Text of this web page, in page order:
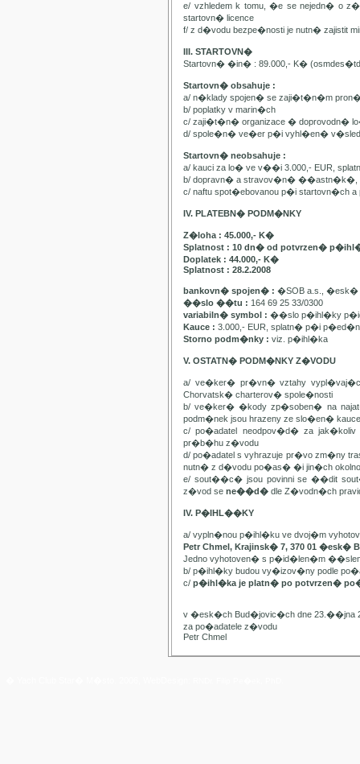
e/ vzhledem k tomu, �e se nejedn� o
startovn� licence
f/ z d�vodu bezpe�nosti je nutn� zajistit
III. STARTOVN�
Startovn� �in� : 89.000,- K�
Startovn� obsahuje :
a/ n�klady spojen� se zaji�t�n�m
b/ poplatky v marin�ch
c/ zaji�t�n� organizace � doprovodn�
d/ spole�n� ve�er p�i vyhl�en�
Startovn� neobsahuje :
a/ kauci za lo� ve v��i 3.000,- EUR,
b/ dopravn� a stravov�n� ��astn�k�,
c/ naftu spot�ebovanou p�i startovn�ch
IV. PLATEBN� PODM�NKY
Z�loha : 45.000,- K�
Splatnost : 10 dn� od potvrzen�
Doplatek : 44.000,- K�
Splatnost : 28.2.2008
bankovn� spojen� : �SOB a.s., �esk�
��slo ��tu : 164 69 25 33/0300
variabiln� symbol : ��slo p�ihl�ky
Kauce : 3.000,- EUR, splatn� p�i
Storno podm�nky : viz. p�ihl�ka
V. OSTATN� PODM�NKY Z�VODU
a/ ve�ker� pr�vn� vztahy
Chorvatsk� charterov� spole�nosti
b/ ve�ker� �kody zp�soben� na
podm�nek jsou hrazeny ze slo�en� kauce
c/ po�adatel neodpov�d� za
pr�b�hu z�vodu
d/ po�adatel s vyhrazuje pr�vo zm�ny
nutn� z d�vodu po�as� �i jin�ch
e/ sout��c� jsou povinni se ��dit
z�vod se ne��d� dle Z�vodn�ch
IV. P�IHL��KY
a/ vypln�nou p�ihl�ku ve dvoj�m
Petr Chmel, Krajinsk� 7, 370 01 �esk�
Jedno vyhotoven� s p�id�len�m
b/ p�ihl�ky budou vy�izov�ny podle
c/ p�ihl�ka je platn� po potvrzen�
v �esk�ch Bud�jovic�ch dne 23.��jna
za po�adatele z�vodu
Petr Chmel